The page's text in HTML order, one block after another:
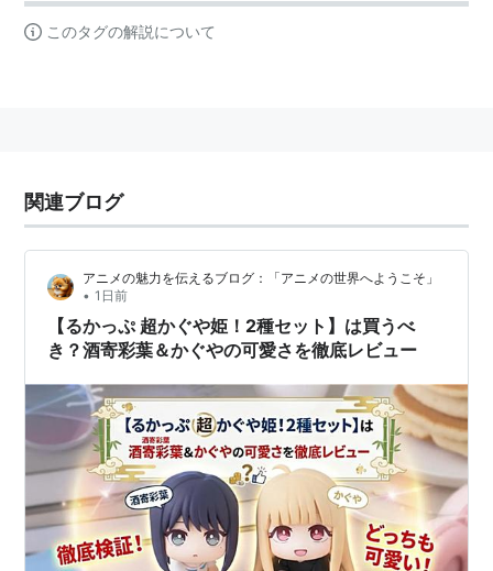
このタグの解説について
関連ブログ
アニメの魅力を伝えるブログ：「アニメの世界へようこそ」
• 1日前
【るかっぷ 超かぐや姫！2種セット】は買うべ
き？酒寄彩葉＆かぐやの可愛さを徹底レビュー